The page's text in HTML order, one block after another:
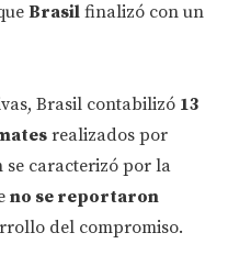
Brasil finalizó con un
Brasil contabilizó 13
realizados por
se caracterizó por la
no se reportaron
del compromiso.